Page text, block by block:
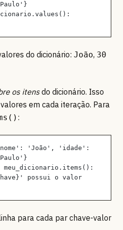
do dicionário: João, 30
os itensdo dicionário. Isso
em cada iteração. Para
:
'João', 'idade':
possui o valor
para cada par chave-valor